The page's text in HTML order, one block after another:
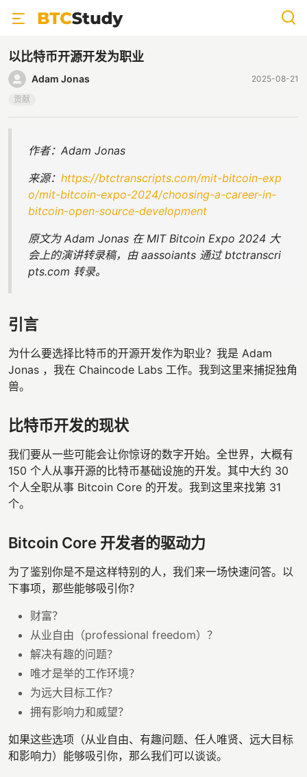
以比特币开源开发为职业
Adam Jonas
2025-08-21
贡献
作者：Adam Jonas
来源： https://btctranscripts.com/mit-bitcoin-exp
o/mit-bitcoin-expo-2024/choosing-a-career-in-
bitcoin-open-source-development
原文为 Adam Jonas 在 MIT Bitcoin Expo 2024 大
会上的演讲转录稿，由 aassoiants 通过 btctranscri
pts.com 转录。
引言
为什么要选择比特币的开源开发作为职业？我是 Adam
Jonas ，我在 Chaincode Labs 工作。我到这里来捕捉独角
兽。
比特币开发的现状
我们要从一些可能会让你惊讶的数字开始。全世界，大概有
150 个人从事开源的比特币基础设施的开发。其中大约 30
个人全职从事 Bitcoin Core 的开发。我到这里来找第 31
个。
Bitcoin Core 开发者的驱动力
为了鉴别你是不是这样特别的人，我们来一场快速问答。以
下事项，那些能够吸引你？
财富？
从业自由（professional freedom）？
解决有趣的问题？
唯才是举的工作环境？
为远大目标工作？
拥有影响力和威望？
如果这些选项（从业自由、有趣问题、任人唯贤、远大目标
和影响力）能够吸引你，那么我们可以谈谈。